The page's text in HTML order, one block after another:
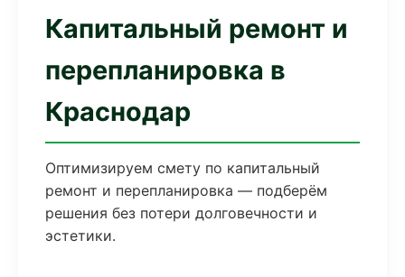
Капитальный ремонт и
перепланировка в
Краснодар
Оптимизируем смету по капитальный
ремонт и перепланировка — подберём
решения без потери долговечности и
эстетики.